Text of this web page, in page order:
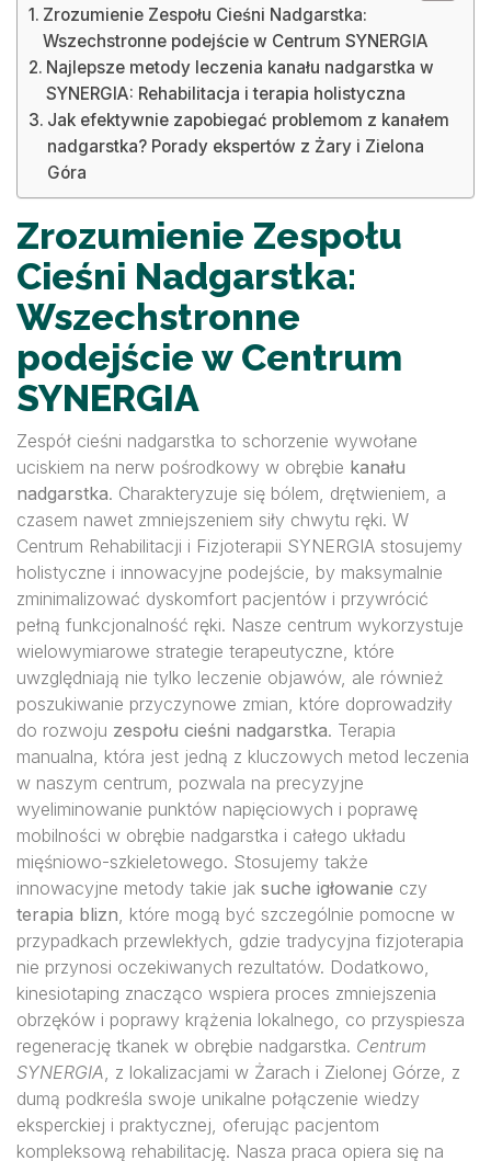
Zrozumienie Zespołu Cieśni Nadgarstka:
Wszechstronne podejście w Centrum SYNERGIA
Najlepsze metody leczenia kanału nadgarstka w
SYNERGIA: Rehabilitacja i terapia holistyczna
Jak efektywnie zapobiegać problemom z kanałem
nadgarstka? Porady ekspertów z Żary i Zielona
Góra
Zrozumienie Zespołu
Cieśni Nadgarstka:
Wszechstronne
podejście w Centrum
SYNERGIA
Zespół cieśni nadgarstka to schorzenie wywołane
uciskiem na nerw pośrodkowy w obrębie kanału
nadgarstka. Charakteryzuje się bólem, drętwieniem, a
czasem nawet zmniejszeniem siły chwytu ręki. W
Centrum Rehabilitacji i Fizjoterapii SYNERGIA stosujemy
holistyczne i innowacyjne podejście, by maksymalnie
zminimalizować dyskomfort pacjentów i przywrócić
pełną funkcjonalność ręki. Nasze centrum wykorzystuje
wielowymiarowe strategie terapeutyczne, które
uwzględniają nie tylko leczenie objawów, ale również
poszukiwanie przyczynowe zmian, które doprowadziły
do rozwoju zespołu cieśni nadgarstka. Terapia
manualna, która jest jedną z kluczowych metod leczenia
w naszym centrum, pozwala na precyzyjne
wyeliminowanie punktów napięciowych i poprawę
mobilności w obrębie nadgarstka i całego układu
mięśniowo-szkieletowego. Stosujemy także
innowacyjne metody takie jak suche igłowanie czy
terapia blizn, które mogą być szczególnie pomocne w
przypadkach przewlekłych, gdzie tradycyjna fizjoterapia
nie przynosi oczekiwanych rezultatów. Dodatkowo,
kinesiotaping znacząco wspiera proces zmniejszenia
obrzęków i poprawy krążenia lokalnego, co przyspiesza
regenerację tkanek w obrębie nadgarstka. Centrum
SYNERGIA, z lokalizacjami w Żarach i Zielonej Górze, z
dumą podkreśla swoje unikalne połączenie wiedzy
eksperckiej i praktycznej, oferując pacjentom
kompleksową rehabilitację. Nasza praca opiera się na